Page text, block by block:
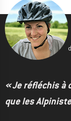
« Je réfléchis à
que les